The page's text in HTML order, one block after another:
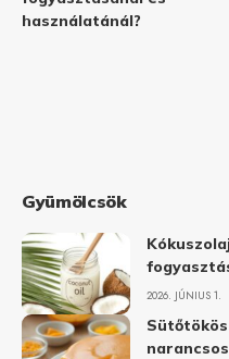
használatánál?
Gyümölcsök
2026. JÚNIUS 1.